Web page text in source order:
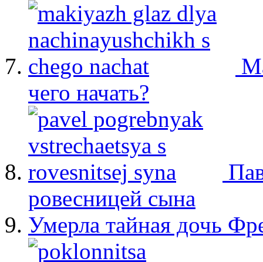
чего начать?
ровесницей сына
Умерла тайная дочь